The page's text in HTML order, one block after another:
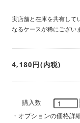
実店舗と在庫を共有して
なるケースが稀にござい
4,180円(内税)
購入数
・ オプションの価格詳